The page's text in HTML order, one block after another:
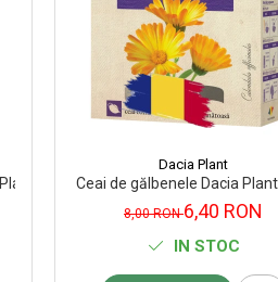
Dacia Plant
Ceai de gălbenele Dacia
8,00 RON6,40 RON
IN STOC